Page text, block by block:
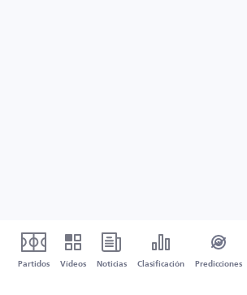
Partidos Vídeos Noticias Clasificación Predicciones